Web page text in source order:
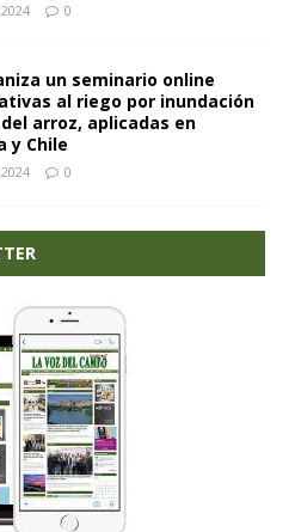
0
un seminario online
al riego por inundación
arroz, aplicadas en
y Chile
0